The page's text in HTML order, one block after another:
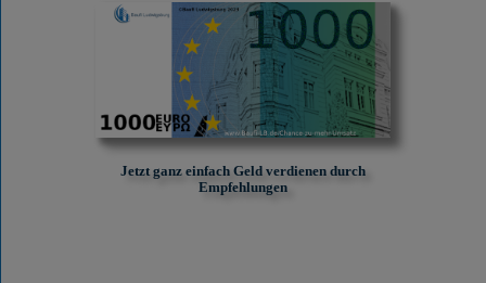
Jetzt ganz einfach Geld verdienen durch
Empfehlungen